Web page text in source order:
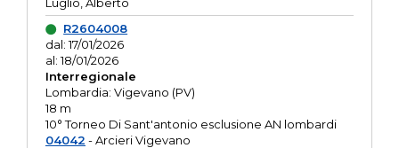
R2604008
dal: 17/01/2026
al: 18/01/2026
Interregionale
Lombardia: Vigevano (PV)
18 m
10° Torneo Di Sant'antonio esclusione AN lombardi
04042 - Arcieri Vigevano